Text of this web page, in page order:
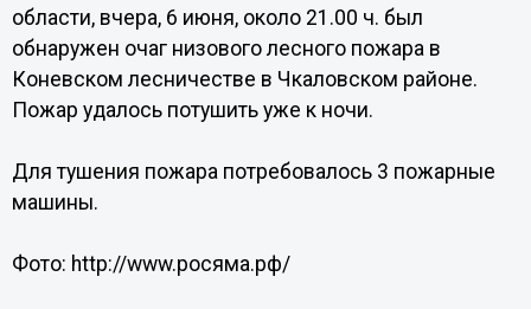
области, вчера, 6 июня, около 21.00 ч. был
обнаружен очаг низового лесного пожара в
Коневском лесничестве в Чкаловском районе.
Пожар удалось потушить уже к ночи.
Для тушения пожара потребовалось 3 пожарные
машины.
Фото: http://www.росяма.рф/